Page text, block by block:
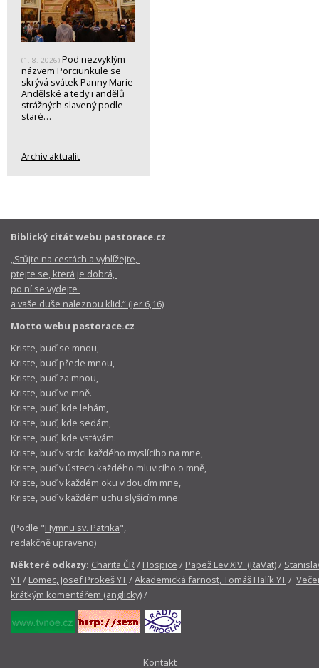
(1. 8. 2026) Pod nezvyklým
názvem Porciunkule se
skrývá svátek Panny Marie
Andělské a tedy i andělů
strážných slavený podle
staré…
Archiv aktualit
Biblický citát webu pastorace.cz
„Stůjte na cestách a vyhlížejte,
ptejte se, která je dobrá,
po ní se vydejte
a vaše duše naleznou klid.“ (Jer 6,16)
Motto webu pastorace.cz
Kriste, buď se mnou,
Kriste, buď přede mnou,
Kriste, buď za mnou,
Kriste, buď ve mně.
Kriste, buď, kde lehám,
Kriste, buď, kde sedám,
Kriste, buď, kde vstávám.
Kriste, buď v srdci každého myslícího na mne,
Kriste, buď v ústech každého mluvicího o mně,
Kriste, buď v každém oku vidoucím mne,
Kriste, buď v každém uchu slyšícím mne.
(Podle "Hymnu sv. Patrika",
redakčně upraveno)
Některé odkazy: Charita ČR/ Hospice / Papež Lev XIV. (RaVat)/
YT/ Lomec, Josef Prokeš YT/Akademická farnost, Tomáš Halík YT/
krátkým komentářem (anglicky)/
Kontakt